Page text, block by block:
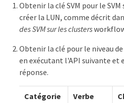
Obtenir la clé SVM pour le
créer la LUN, comme décrit
des SVM sur les clusters
Obtenir la clé pour le niveau
en exécutant l'API suivante et
réponse.
Catégorie
Verbe